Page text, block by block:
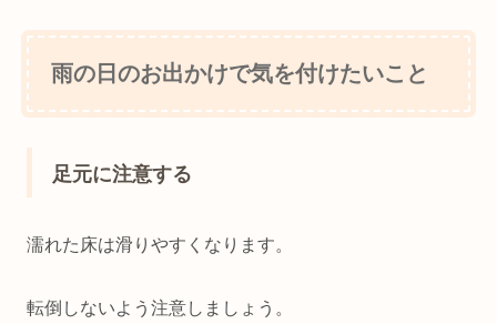
雨の日のお出かけで気を付けたいこと
足元に注意する
濡れた床は滑りやすくなります。
転倒しないよう注意しましょう。